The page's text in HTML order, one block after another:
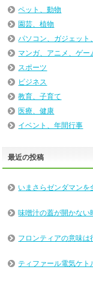
ペット、動物
園芸、植物
パソコン、ガジェット
マンガ、アニメ、ゲー
スポーツ
ビジネス
教育、子育て
医療、健康
イベント、年間行事
最近の投稿
いまさらゼンダマンを
味噌汁の蓋が開かない
フロンティアの意味は
ティファール電気ケト